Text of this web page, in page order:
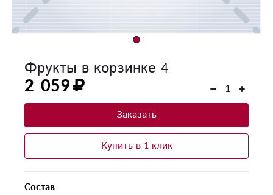
Фрукты в корзинке 4
2 059
Заказать
Купить в 1 клик
Состав